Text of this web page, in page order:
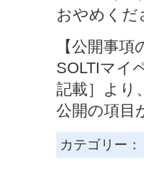
おやめくだ
【公開事
SOLTIマイ
記載］より
公開の項目
カテゴリー：